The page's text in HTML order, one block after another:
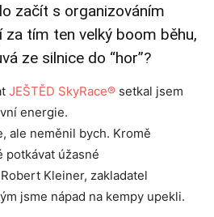
začít s organizováním
za tím ten velký boom běhu,
ze silnice do “hor”?
JEŠTĚD SkyRace® setkal jsem
energie.
ale neměnil bych. Kromě
potkávat úžasné
Kleiner, zakladatel
jsme nápad na kempy upekli.